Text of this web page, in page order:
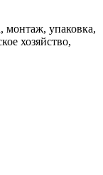
монтаж, упаковка,
хозяйство,